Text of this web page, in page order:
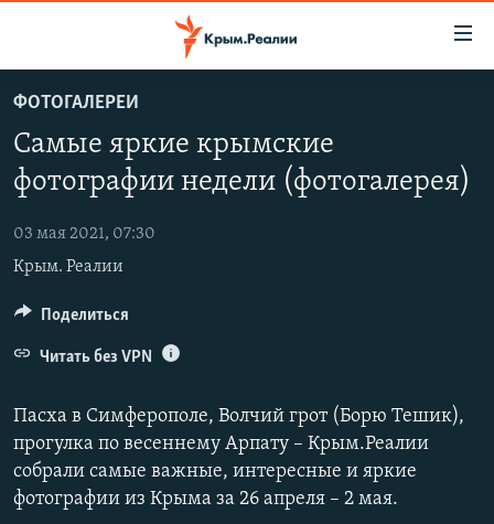
основному
содержанию
Вернутся
навигации
Вернутся
поиску
СПЕЦПРОЕКТЫ
ГРУЗ 200
КАРТА ВОЕННЫХ ОБЪЕКТОВ КРЫМА
11 ЛЕТ ОККУПАЦИИ КРЫМА. 11 ИСТОРИЙ СОПРОТИВЛЕНИЯ
ВОДА
ИСТОРИЯ
ЕЩЕ
ИНТЕРАКТИВ
ИНФОГРАФИКА
СОВЕТЫ ПРАВОЗАЩИТНИКОВ
ПРОПАВШИЕ БЕЗ ВЕСТИ
ПОБЕДИТЕЛЕЙ НЕ СУДЯТ?
РАДІО СВОБОДА
КАК ОБОЙТИ БЛОКИРОВКУ
Українською
Qırımtatar
ПРИСОЕДИНЯЙТЕСЬ!
ФОТОГАЛЕРЕИ
Самые яркие крымские
фотографии недели (фотогалерея)
03 мая 2021, 07:30
Крым. Реалии
Пасха в Симферополе, Волчий грот (Борю Тешик),
прогулка по весеннему Арпату – Крым.Реалии
собрали самые важные, интересные и яркие
фотографии из Крыма за 26 апреля – 2 мая.
Поделиться
Читать без VPN